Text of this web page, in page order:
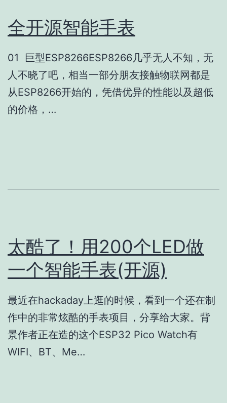
全开源智能手表
01 巨型ESP8266ESP8266几乎无人不知，无
人不晓了吧，相当一部分朋友接触物联网都是
从ESP8266开始的，凭借优异的性能以及超低
的价格，…
太酷了！用200个LED做
一个智能手表(开源)
最近在hackaday上逛的时候，看到一个还在制
作中的非常炫酷的手表项目，分享给大家。背
景作者正在造的这个ESP32 Pico Watch有
WIFI、BT、Me…